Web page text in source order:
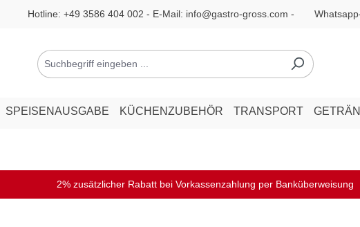
Hotline: +49 3586 404 002 - E-Mail: info@gastro-gross.com -
SPEISENAUSGABE KÜCHENZUBEHÖR TRANSPORT
2% zusätzlicher Rabatt bei Vorkassenzahlung per Banküberweisung